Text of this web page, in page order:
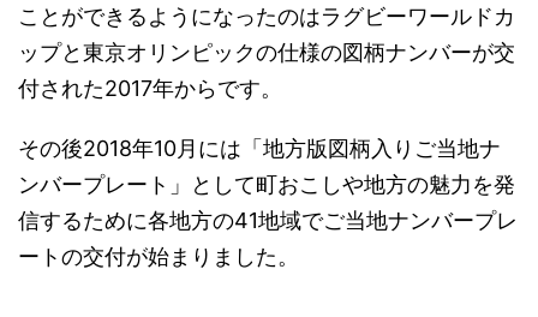
ことができるようになったのはラグビーワールドカ
ップと東京オリンピックの仕様の図柄ナンバーが交
付された2017年からです。
その後2018年10月には「地方版図柄入りご当地ナ
ンバープレート」として町おこしや地方の魅力を発
信するために各地方の41地域でご当地ナンバープレ
ートの交付が始まりました。